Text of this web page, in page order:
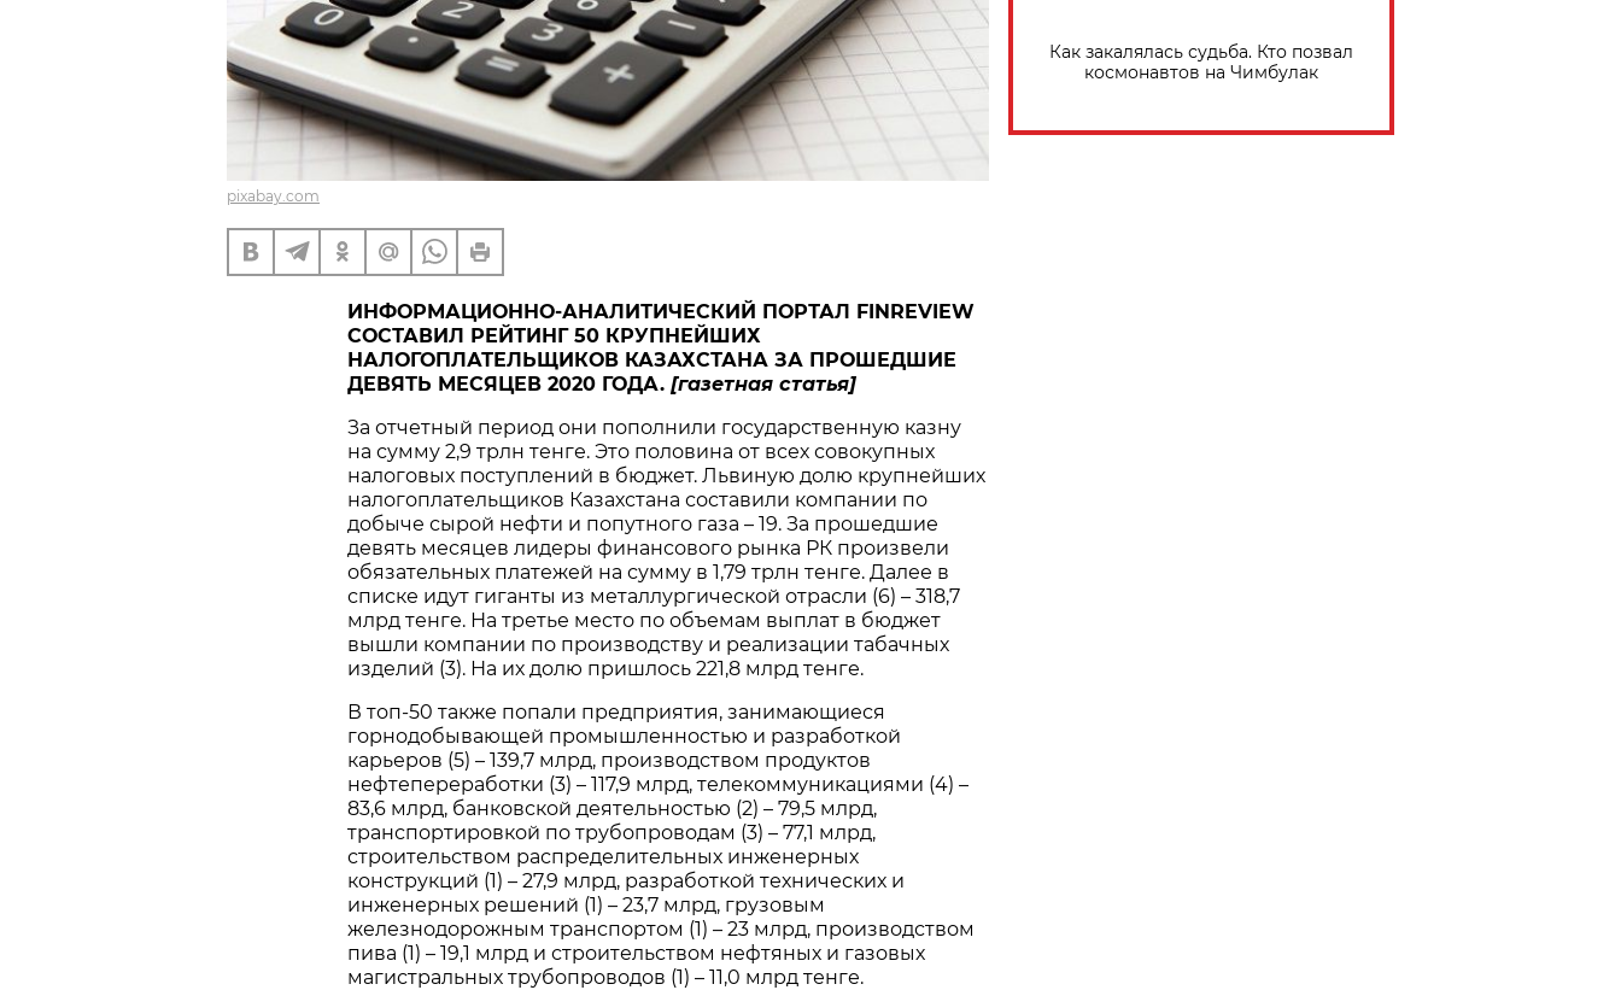
pixabay.com
ИНФОРМАЦИОННО-АНАЛИТИЧЕСКИЙ ПОРТАЛ FINREVIEW
СОСТАВИЛ РЕЙТИНГ 50 КРУПНЕЙШИХ
НАЛОГОПЛАТЕЛЬЩИКОВ КАЗАХСТАНА ЗА ПРОШЕДШИЕ
ДЕВЯТЬ МЕСЯЦЕВ 2020 ГОДА. [газетная статья]
За отчетный период они пополнили государственную казну
на сумму 2,9 трлн тенге. Это половина от всех совокупных
налоговых поступлений в бюджет. Львиную долю крупнейших
налогоплательщиков Казахстана составили компании по
добыче сырой нефти и попутного газа – 19. За прошедшие
девять месяцев лидеры финансового рынка РК произвели
обязательных платежей на сумму в 1,79 трлн тенге. Далее в
списке идут гиганты из металлургической отрасли (6) – 318,7
млрд тенге. На третье место по объемам выплат в бюджет
вышли компании по производству и реализации табачных
изделий (3). На их долю пришлось 221,8 млрд тенге.
В топ-50 также попали предприятия, занимающиеся
горнодобывающей промышленностью и разработкой
карьеров (5) – 139,7 млрд, производством продуктов
нефтепереработки (3) – 117,9 млрд, телекоммуникациями (4) –
83,6 млрд, банковской деятельностью (2) – 79,5 млрд,
транспортировкой по трубопроводам (3) – 77,1 млрд,
строительством распределительных инженерных
конструкций (1) – 27,9 млрд, разработкой технических и
инженерных решений (1) – 23,7 млрд, грузовым
железнодорожным транспортом (1) – 23 млрд, производством
пива (1) – 19,1 млрд и строительством нефтяных и газовых
магистральных трубопроводов (1) – 11,0 млрд тенге.
Как закалялась судьба. Кто позвал
космонавтов на Чимбулак